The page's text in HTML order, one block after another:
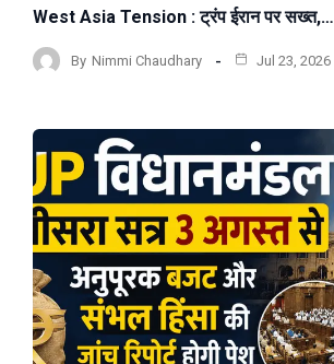
West Asia Tension : ट्रंप ईरान पर सख्त,…
By Nimmi Chaudhary Jul 23, 2026